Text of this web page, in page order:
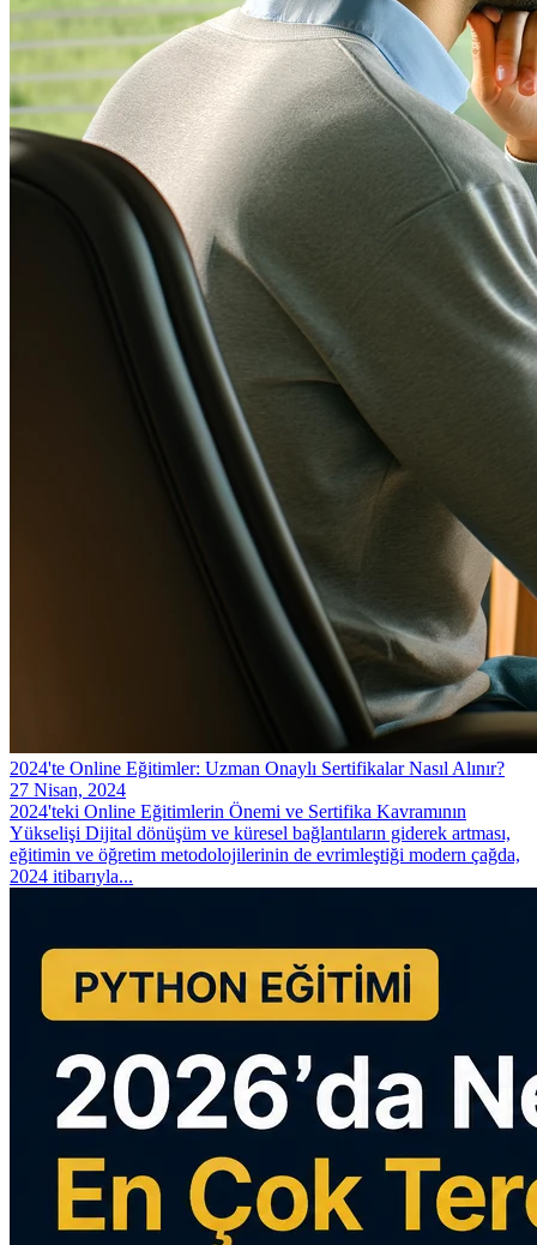
2024'te Online Eğitimler: Uzman Onaylı Sertifikalar Nasıl Alınır?
27 Nisan, 2024
2024'teki Online Eğitimlerin Önemi ve Sertifika Kavramının
Yükselişi Dijital dönüşüm ve küresel bağlantıların giderek artması,
eğitimin ve öğretim metodolojilerinin de evrimleştiği modern çağda,
2024 itibarıyla...